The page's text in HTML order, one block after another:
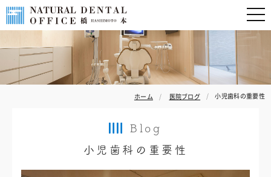
ホーム 医院ブログ 小児歯科の重要性
Blog
小児歯科の重要性